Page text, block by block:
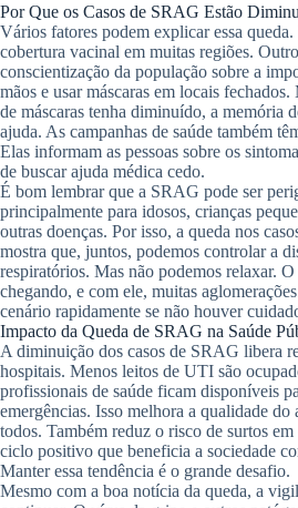
Por Que os Casos de SRAG Estão
Vários fatores podem explicar essa
cobertura vacinal em muitas regiões.
conscientização da população sobre a
mãos e usar máscaras em locais
de máscaras tenha diminuído, a memória
ajuda. As campanhas de saúde também
Elas informam as pessoas sobre os
de buscar ajuda médica cedo.
É bom lembrar que a SRAG pode ser
principalmente para idosos, crianças
outras doenças. Por isso, a queda nos
mostra que, juntos, podemos controlar a
respiratórios. Mas não podemos relaxar. O
chegando, e com ele, muitas
cenário rapidamente se não houver
Impacto da Queda de SRAG na Saúde
A diminuição dos casos de SRAG libera
hospitais. Menos leitos de UTI são
profissionais de saúde ficam disponíveis
emergências. Isso melhora a qualidade do
todos. Também reduz o risco de surtos
ciclo positivo que beneficia a sociedade
Manter essa tendência é o grande desafio.
Mesmo com a boa notícia da queda, a